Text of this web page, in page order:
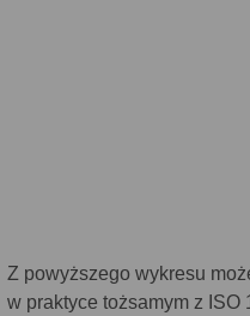
Z powyższego wykresu
w praktyce tożsamym z ISO